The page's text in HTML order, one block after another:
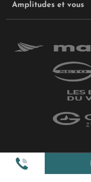
Amplitudes et vous